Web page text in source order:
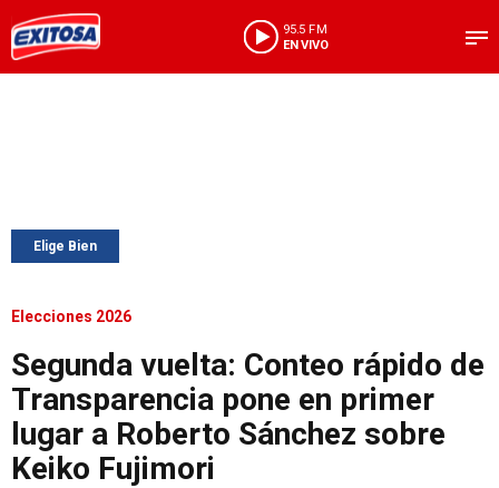
95.5 FM
EN VIVO
Elige Bien
Elecciones 2026
Segunda vuelta: Conteo rápido de
Transparencia pone en primer
lugar a Roberto Sánchez sobre
Keiko Fujimori